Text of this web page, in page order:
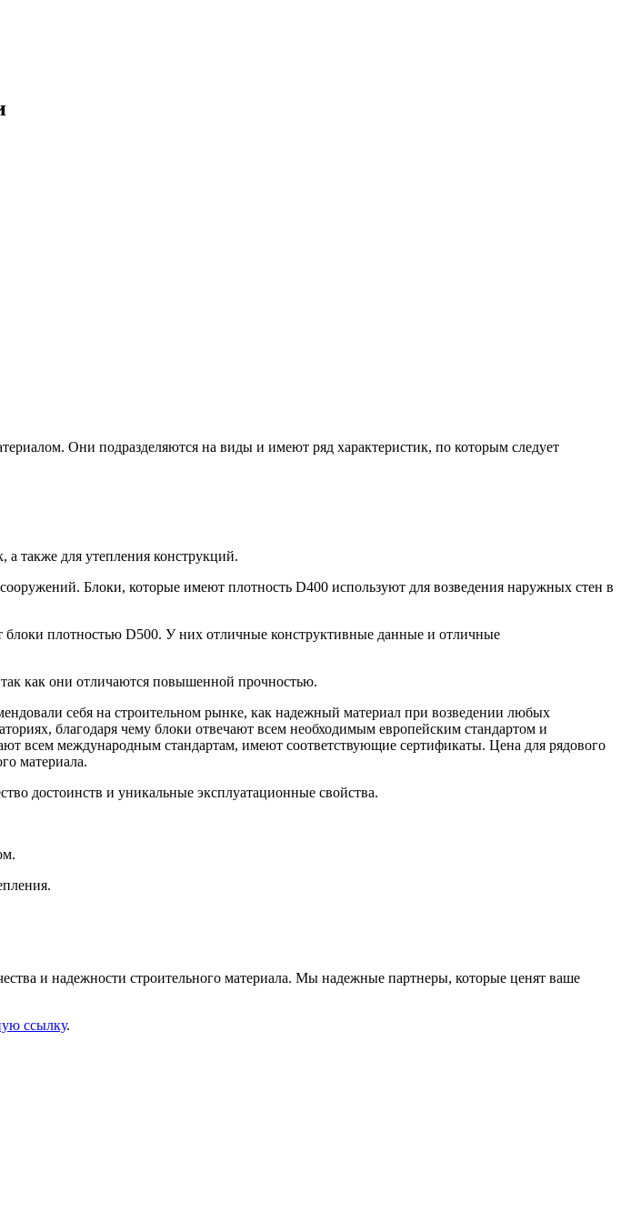
Они подразделяются на виды и имеют ряд характеристик, по которым следует
также для утепления конструкций.
Блоки, которые имеют плотность D400 используют для возведения наружных стен в
плотностью D500. У них отличные конструктивные данные и отличные
как они отличаются повышенной прочностью.
себя на строительном рынке, как надежный материал при возведении любых
благодаря чему блоки отвечают всем необходимым европейским стандартом и
всем международным стандартам, имеют соответствующие сертификаты. Цена для рядового
материала.
достоинств и уникальные эксплуатационные свойства.
и надежности строительного материала. Мы надежные партнеры, которые ценят ваше
ссылку.